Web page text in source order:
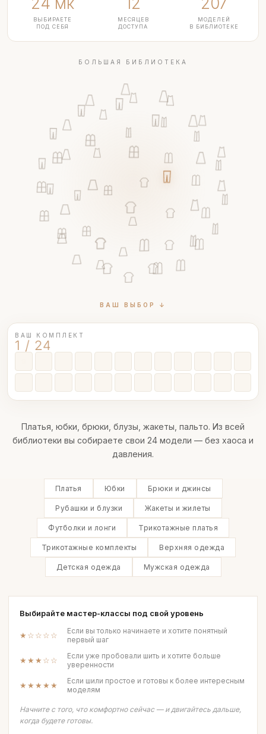
ВЫБИРАЕТЕ
ПОД СЕБЯ
МЕСЯЦЕВ
ДОСТУПА
МОДЕЛЕЙ
В БИБЛИОТЕКЕ
БОЛЬШАЯ БИБЛИОТЕКА
ВАШ ВЫБОР ↓
ВАШ КОМПЛЕКТ
1 / 24
Платья, юбки, брюки, блузы, жакеты, пальто. Из всей
библиотеки вы собираете свои 24 модели — без хаоса и
давления.
Платья Юбки Брюки и джинсы
Рубашки и блузки Жакеты и жилеты
Футболки и лонги Трикотажные платья
Трикотажные комплекты Верхняя одежда
Детская одежда Мужская одежда
Выбирайте мастер-классы под свой уровень
★☆☆☆☆
Если вы только начинаете и хотите понятный
первый шаг
★★★☆☆
Если уже пробовали шить и хотите больше
уверенности
★★★★★
Если шили простое и готовы к более интересным
моделям
Начните с того, что комфортно сейчас — и двигайтесь дальше,
когда будете готовы.